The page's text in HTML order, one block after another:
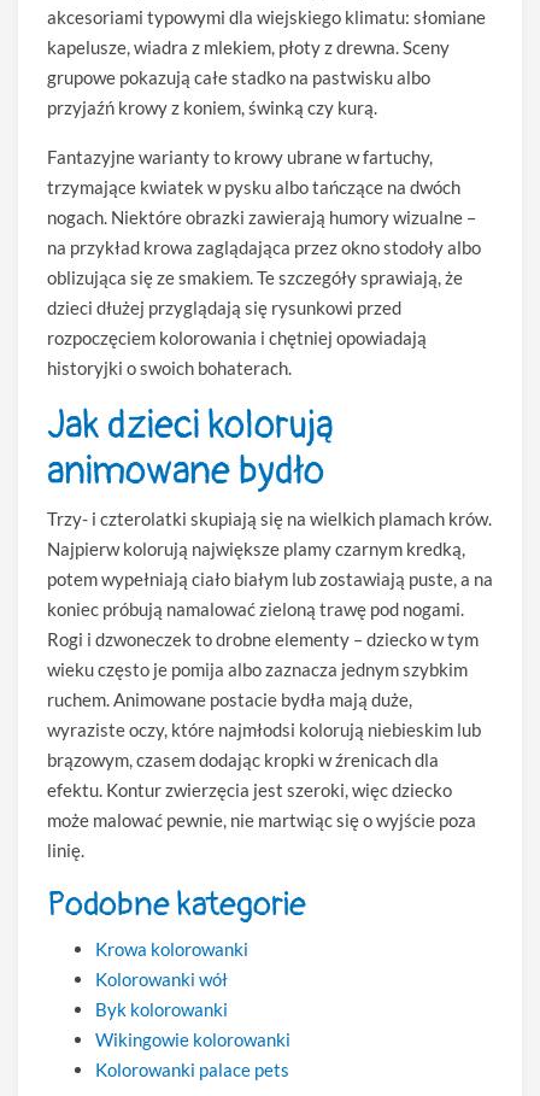
akcesoriami typowymi dla wiejskiego klimatu: słomiane
kapelusze, wiadra z mlekiem, płoty z drewna. Sceny
grupowe pokazują całe stadko na pastwisku albo
przyjaźń krowy z koniem, świnką czy kurą.
Fantazyjne warianty to krowy ubrane w fartuchy,
trzymające kwiatek w pysku albo tańczące na dwóch
nogach. Niektóre obrazki zawierają humory wizualne –
na przykład krowa zaglądająca przez okno stodoły albo
oblizująca się ze smakiem. Te szczegóły sprawiają, że
dzieci dłużej przyglądają się rysunkowi przed
rozpoczęciem kolorowania i chętniej opowiadają
historyjki o swoich bohaterach.
Jak dzieci kolorują
animowane bydło
Trzy- i czterolatki skupiają się na wielkich plamach krów.
Najpierw kolorują największe plamy czarnym kredką,
potem wypełniają ciało białym lub zostawiają puste, a na
koniec próbują namalować zieloną trawę pod nogami.
Rogi i dzwoneczek to drobne elementy – dziecko w tym
wieku często je pomija albo zaznacza jednym szybkim
ruchem. Animowane postacie bydła mają duże,
wyraziste oczy, które najmłodsi kolorują niebieskim lub
brązowym, czasem dodając kropki w źrenicach dla
efektu. Kontur zwierzęcia jest szeroki, więc dziecko
może malować pewnie, nie martwiąc się o wyjście poza
linię.
Podobne kategorie
Krowa kolorowanki
Kolorowanki wół
Byk kolorowanki
Wikingowie kolorowanki
Kolorowanki palace pets